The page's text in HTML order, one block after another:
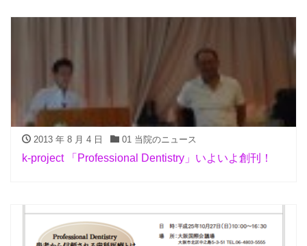
2013 年 8 月 4 日 01 当院のニュース
k-project 「Professional Dentistry」いよいよ創刊！